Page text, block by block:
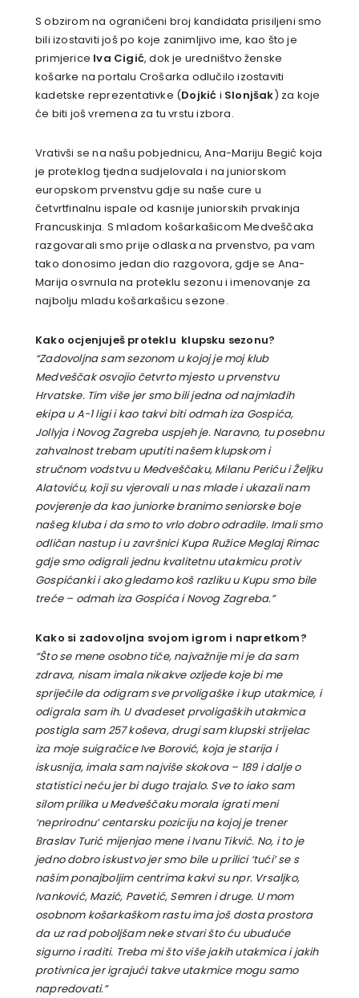
S obzirom na ograničeni broj kandidata prisiljeni smo
bili izostaviti još po koje zanimljivo ime, kao što je
primjerice Iva Cigić, dok je uredništvo ženske
košarke na portalu Crošarka odlučilo izostaviti
kadetske reprezentativke (Dojkić i Slonjšak) za koje
će biti još vremena za tu vrstu izbora.
Vrativši se na našu pobjednicu, Ana-Mariju Begić koja
je proteklog tjedna sudjelovala i na juniorskom
europskom prvenstvu gdje su naše cure u
četvrtfinalnu ispale od kasnije juniorskih prvakinja
Francuskinja. S mladom košarkašicom Medveščaka
razgovarali smo prije odlaska na prvenstvo, pa vam
tako donosimo jedan dio razgovora, gdje se Ana-
Marija osvrnula na proteklu sezonu i imenovanje za
najbolju mladu košarkašicu sezone.
Kako ocjenjuješ proteklu klupsku sezonu?
“Zadovoljna sam sezonom u kojoj je moj klub
Medveščak osvojio četvrto mjesto u prvenstvu
Hrvatske. Tim više jer smo bili jedna od najmlađih
ekipa u A-1 ligi i kao takvi biti odmah iza Gospića,
Jollyja i Novog Zagreba uspjeh je. Naravno, tu posebnu
zahvalnost trebam uputiti našem klupskom i
stručnom vodstvu u Medveščaku, Milanu Periću i Željku
Alatoviću, koji su vjerovali u nas mlade i ukazali nam
povjerenje da kao juniorke branimo seniorske boje
našeg kluba i da smo to vrlo dobro odradile. Imali smo
odličan nastup i u završnici Kupa Ružice Meglaj Rimac
gdje smo odigrali jednu kvalitetnu utakmicu protiv
Gospićanki i ako gledamo koš razliku u Kupu smo bile
treće – odmah iza Gospića i Novog Zagreba.”
Kako si zadovoljna svojom igrom i napretkom?
“Što se mene osobno tiče, najvažnije mi je da sam
zdrava, nisam imala nikakve ozljede koje bi me
spriječile da odigram sve prvoligaške i kup utakmice, i
odigrala sam ih. U dvadeset prvoligaških utakmica
postigla sam 257 koševa, drugi sam klupski strijelac
iza moje suigračice Ive Borović, koja je starija i
iskusnija, imala sam najviše skokova – 189 i dalje o
statistici neću jer bi dugo trajalo. Sve to iako sam
silom prilika u Medveščaku morala igrati meni
‘neprirodnu’ centarsku poziciju na kojoj je trener
Braslav Turić mijenjao mene i Ivanu Tikvić. No, i to je
jedno dobro iskustvo jer smo bile u prilici ‘tući’ se s
našim ponajboljim centrima kakvi su npr. Vrsaljko,
Ivanković, Mazić, Pavetić, Semren i druge. U mom
osobnom košarkaškom rastu ima još dosta prostora
da uz rad poboljšam neke stvari što ću ubuduće
sigurno i raditi. Treba mi što više jakih utakmica i jakih
protivnica jer igrajući takve utakmice mogu samo
napredovati.”